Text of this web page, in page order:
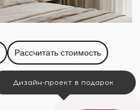
Рассчитать стоимость
Дизайн-проект в подарок